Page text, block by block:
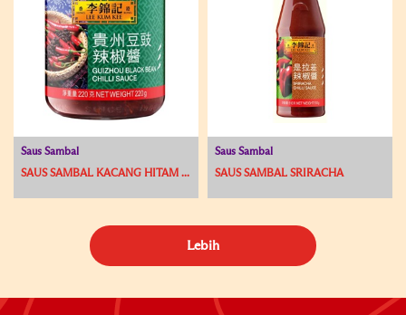
Saus Sambal
SAUS SAMBAL KACANG HITAM ...
Saus Sambal
SAUS SAMBAL SRIRACHA
Lebih